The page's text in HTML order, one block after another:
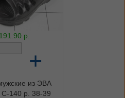
191.90 р.
+
из ЭВА
С-140 р. 38-39